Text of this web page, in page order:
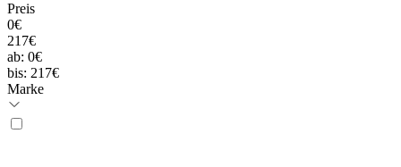
Preis
0€
217€
ab: 0€
bis: 217€
Marke